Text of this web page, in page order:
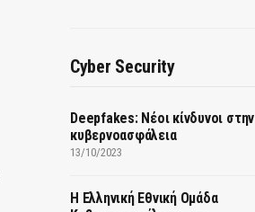
Cyber Security
Deepfakes: Νέοι κίνδυνοι στην
κυβερνοασφάλεια
13/10/2023
Η Ελληνική Εθνική Ομάδα